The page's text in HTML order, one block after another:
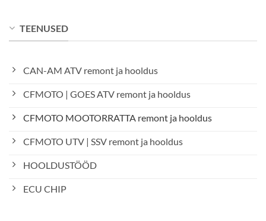
TEENUSED
CAN-AM ATV remont ja hooldus
CFMOTO | GOES ATV remont ja hooldus
CFMOTO MOOTORRATTA remont ja hooldus
CFMOTO UTV | SSV remont ja hooldus
HOOLDUSTÖÖD
ECU CHIP